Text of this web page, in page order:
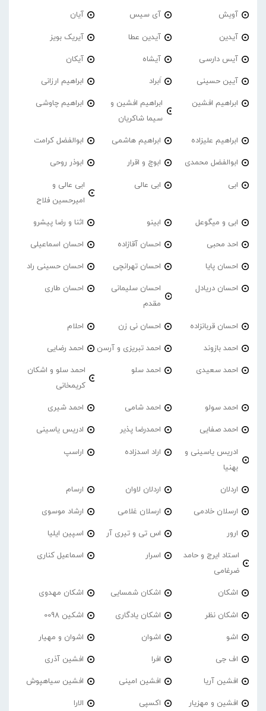
آویش آی سیس آیان
آیدین آیدین عطا آیریک بویز
آیس دارسی آیشاه آیکان
آیین حسینی اَبراد ابراهیم ارزانی
ابراهیم افشین
ابراهیم افشین و
سیما شاکریان
ابراهیم چاوشی
ابراهیم علیزاده ابراهیم هاشمی ابوالفضل کرامت
ابوالفضل محمدی ابوچ و اقرار ابوذر روحی
ابی ابی عالی
ابی عالی و
امیرحسین فلاح
ابی و میگوعل ابینو اثنا و رضا پیشرو
احد محبی احسان آقازاده احسان اسماعیلی
احسان پایا احسان تهرانچی احسان حسینی راد
احسان دریادل
احسان سلیمانی
مقدم
احسان طاری
احسان قربانزاده احسان نی زن احلام
احمد بازوند احمد تبریزی و آرسن احمد‌ رضایی
احمد سعیدی احمد سلو
احمد سلو و اشکان
کریمخانی
احمد سولو احمد شامی احمد شیری
احمد صفایی احمدرضا پذیر ادریس یاسینی
ادریس یاسینی و
بهنیا
اراد اسدزاده اراسپ
اردلان اردلان لاوان ارسام
ارسلان خادمی ارسلان غلامی ارشاد موسوی
ارور اس تی و تیری آر اسپین ایلیا
استاد ایرج و حامد
ضرغامی
اسرار اسماعیل کناری
اشکان اشکان شمسایی اشکان مهدوی
اشکان نظر اشکان یادگاری اشکین 0098
اشو اشوان اشوان و مهیار
اف جی افرا افشین آذری
افشین آریا افشین امینی افشین سیاهپوش
افشین و مهزیار اکسپی الارا